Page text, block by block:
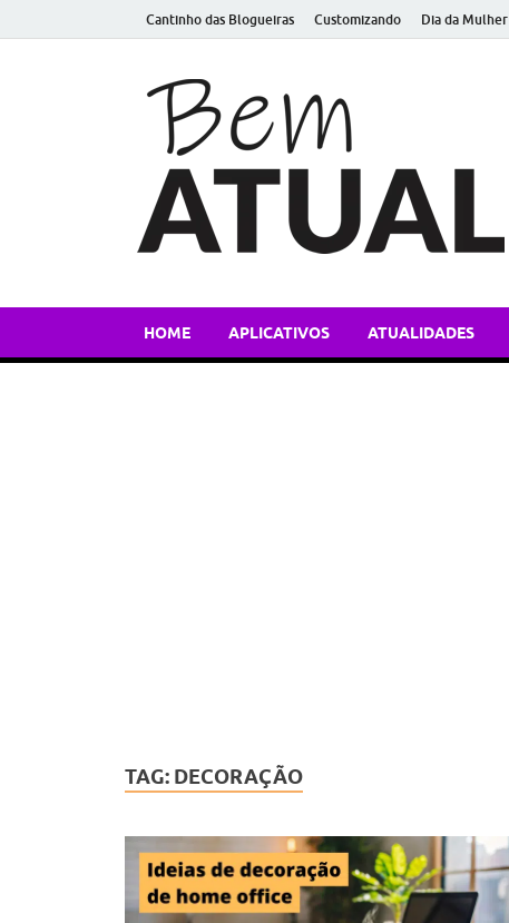
Cantinho das Blogueiras Customizando Dia da Mulher
HOME APLICATIVOS ATUALIDADES
TAG: DECORAÇÃO